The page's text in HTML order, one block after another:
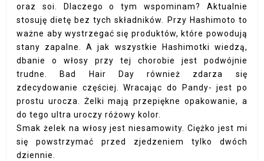
oraz soi. Dlaczego o tym wspominam? Aktualnie
stosuję dietę bez tych składników. Przy Hashimoto to
ważne aby wystrzegać się produktów, które powodują
stany zapalne. A jak wszystkie Hashimotki wiedzą,
dbanie o włosy przy tej chorobie jest podwójnie
trudne. Bad Hair Day również zdarza się
zdecydowanie częściej. Wracając do Pandy- jest po
prostu urocza. Żelki mają przepiękne opakowanie, a
do tego ultra uroczy różowy kolor.
Smak żelek na włosy jest niesamowity. Ciężko jest mi
się powstrzymać przed zjedzeniem tylko dwóch
dziennie.